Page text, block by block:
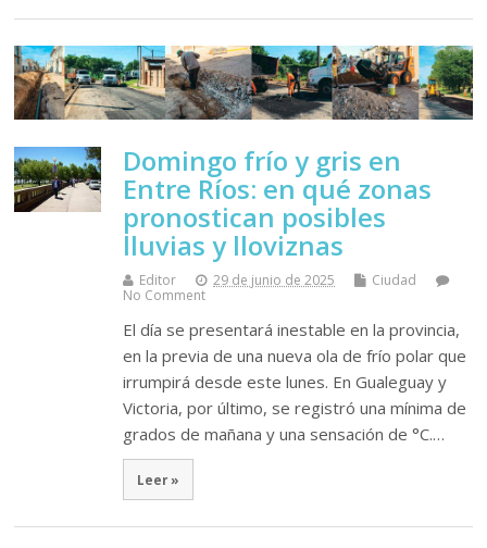
Domingo frío y gris en
Entre Ríos: en qué zonas
pronostican posibles
lluvias y lloviznas
Editor 29 de junio de 2025
Ciudad
No Comment
El día se presentará inestable en la provincia,
en la previa de una nueva ola de frío polar que
irrumpirá desde este lunes. En Gualeguay y
Victoria, por último, se registró una mínima de
grados de mañana y una sensación de °C.…
Leer »